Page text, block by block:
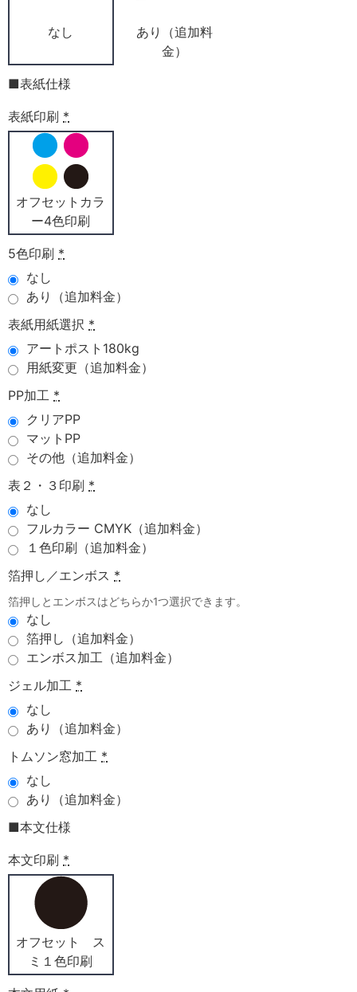
なし
あり（追加料
金）
■表紙仕様
表紙印刷 *
オフセットカラ
ー4色印刷
5色印刷 *
なし
あり（追加料金）
表紙用紙選択 *
アートポスト180kg
用紙変更（追加料金）
PP加工 *
クリアPP
マットPP
その他（追加料金）
表２・３印刷 *
なし
フルカラー CMYK（追加料金）
１色印刷（追加料金）
箔押し／エンボス *
箔押しとエンボスはどちらか1つ選択できます。
なし
箔押し（追加料金）
エンボス加工（追加料金）
ジェル加工 *
なし
あり（追加料金）
トムソン窓加工 *
なし
あり（追加料金）
■本文仕様
本文印刷 *
オフセット ス
ミ１色印刷